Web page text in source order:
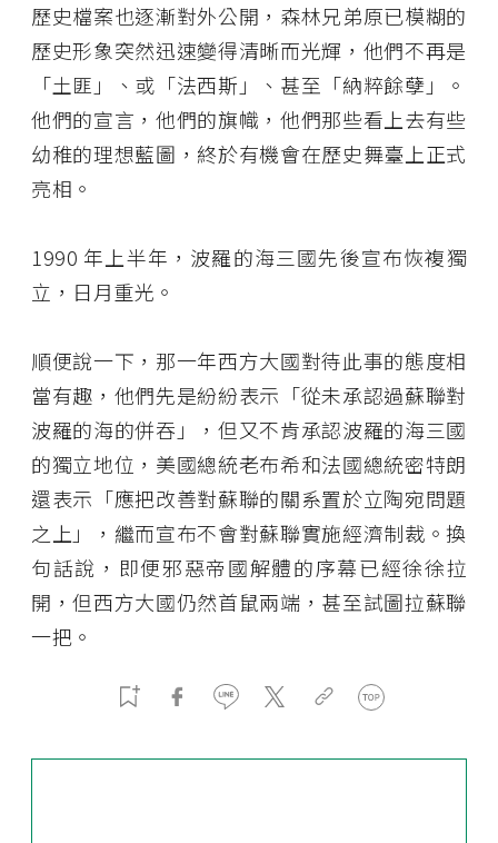
歷史檔案也逐漸對外公開，森林兄弟原已模糊的
歷史形象突然迅速變得清晰而光輝，他們不再是
「土匪」、或「法西斯」、甚至「納粹餘孽」。
他們的宣言，他們的旗幟，他們那些看上去有些
幼稚的理想藍圖，終於有機會在歷史舞臺上正式
亮相。
1990 年上半年，波羅的海三國先後宣布恢複獨
立，日月重光。
順便說一下，那一年西方大國對待此事的態度相
當有趣，他們先是紛紛表示「從未承認過蘇聯對
波羅的海的併吞」，但又不肯承認波羅的海三國
的獨立地位，美國總統老布希和法國總統密特朗
還表示「應把改善對蘇聯的關系置於立陶宛問題
之上」，繼而宣布不會對蘇聯實施經濟制裁。換
句話說，即便邪惡帝國解體的序幕已經徐徐拉
開，但西方大國仍然首鼠兩端，甚至試圖拉蘇聯
一把。